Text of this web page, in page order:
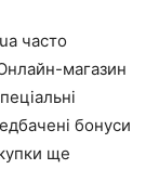
часто
магазин
бонуси
ще